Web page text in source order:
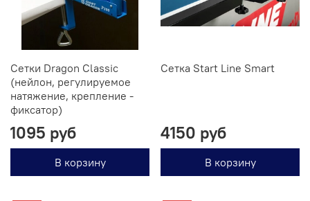
Сетки Dragon Classic
(нейлон, регулируемое
натяжение, крепление -
фиксатор)
1095 руб
В корзину
Сетка Start Line Smart
4150 руб
В корзину